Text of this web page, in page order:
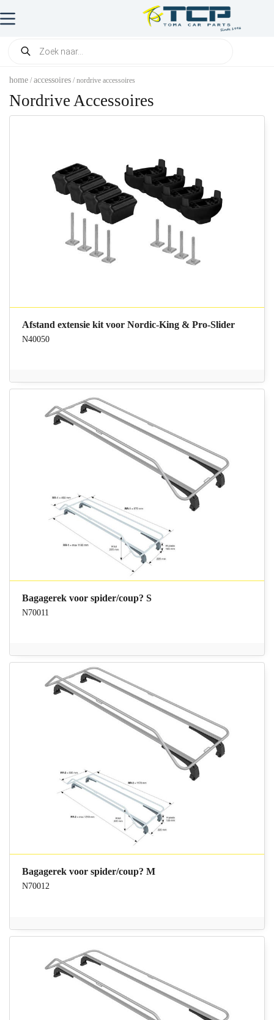
home / accessoires / nordrive accessoires
Nordrive Accessoires
Afstand extensie kit voor Nordic-King & Pro-Slider
N40050
Bagagerek voor spider/coup? S
N70011
Bagagerek voor spider/coup? M
N70012